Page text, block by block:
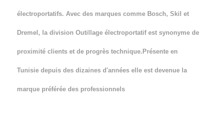
électroportatifs. Avec des marques comme Bosch, Skil et
Dremel, la division Outillage électroportatif est synonyme de
proximité clients et de progrès technique.Présente en
Tunisie depuis des dizaines d'années elle est devenue la
marque préférée des professionnels